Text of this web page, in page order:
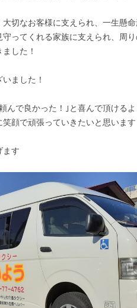
切なお客様に支えられ、一生懸
ってくれる家族に支えられ、周
した！
ました！
んで良かった！｣と喜んで頂ける
顔で頑張っていきたいと思いま
ます